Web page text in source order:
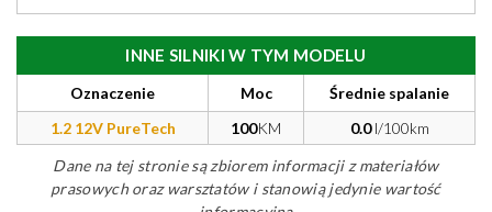
INNE SILNIKI W TYM MODELU
Oznaczenie Moc
Średnie spalanie
1.2 12V PureTech
100KM 0.0l/100km
Dane na tej stronie są zbiorem informacji z materiałów
prasowych oraz warsztatów i stanowią jedynie wartość